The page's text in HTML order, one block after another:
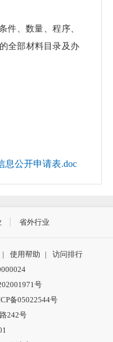
、数量、程序、
全部材料目录及办
。
息公开申请表.doc
省外行业
| 使用帮助 |
访问排行
号
备05022544号
242号